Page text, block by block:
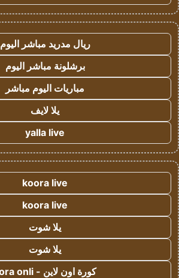
ريال مدريد مباشر اليوم
برشلونة مباشر اليوم
مباريات اليوم مباشر
يلا لايف
yalla live
koora live
koora live
يلا شوت
يلا شوت
كورة اون لاين - kora onli